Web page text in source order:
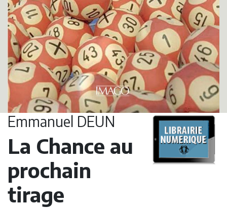
Emmanuel DEUN
La Chance au
prochain
tirage